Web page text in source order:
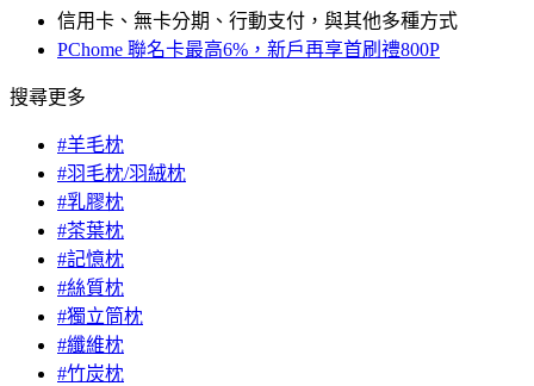
信用卡、無卡分期、行動支付，與其他多種方式
PChome 聯名卡最高6%，新戶再享首刷禮800P
搜尋更多
#羊毛枕
#羽毛枕/羽絨枕
#乳膠枕
#茶葉枕
#記憶枕
#絲質枕
#獨立筒枕
#纖維枕
#竹炭枕